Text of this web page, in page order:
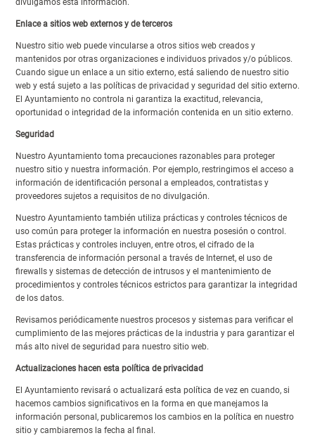
Enlace a sitios web externos y de terceros
Nuestro sitio web puede vincularse a otros sitios web creados y
mantenidos por otras organizaciones e individuos privados y/o públicos.
Cuando sigue un enlace a un sitio externo, está saliendo de nuestro sitio
web y está sujeto a las políticas de privacidad y seguridad del sitio externo.
El Ayuntamiento no controla ni garantiza la exactitud, relevancia,
oportunidad o integridad de la información contenida en un sitio externo.
Seguridad
Nuestro Ayuntamiento toma precauciones razonables para proteger
nuestro sitio y nuestra información. Por ejemplo, restringimos el acceso a
información de identificación personal a empleados, contratistas y
proveedores sujetos a requisitos de no divulgación.
Nuestro Ayuntamiento también utiliza prácticas y controles técnicos de
uso común para proteger la información en nuestra posesión o control.
Estas prácticas y controles incluyen, entre otros, el cifrado de la
transferencia de información personal a través de Internet, el uso de
firewalls y sistemas de detección de intrusos y el mantenimiento de
procedimientos y controles técnicos estrictos para garantizar la integridad
de los datos.
Revisamos periódicamente nuestros procesos y sistemas para verificar el
cumplimiento de las mejores prácticas de la industria y para garantizar el
más alto nivel de seguridad para nuestro sitio web.
Actualizaciones hacen esta política de privacidad
El Ayuntamiento revisará o actualizará esta política de vez en cuando, si
hacemos cambios significativos en la forma en que manejamos la
información personal, publicaremos los cambios en la política en nuestro
sitio y cambiaremos la fecha al final.